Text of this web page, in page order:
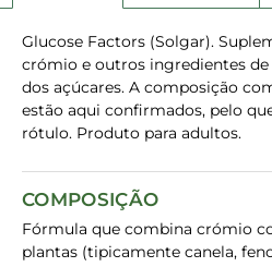
Glucose Factors (Solgar).
crómio e outros ingredientes
dos açúcares. A composição
estão aqui confirmados, pelo
rótulo. Produto para adultos.
COMPOSIÇÃO
Fórmula que combina crómio
plantas (tipicamente canela,